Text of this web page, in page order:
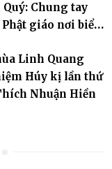
Chung tay
giáo nơi biển
Linh Quang
Húy kị lần thứ
Nhuận Hiền